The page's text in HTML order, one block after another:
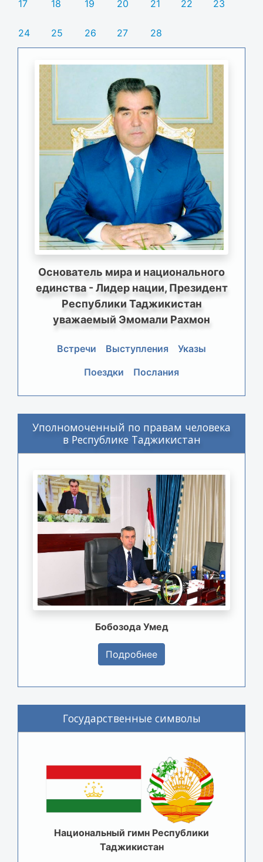
17 18 19 20 21 22 23
24 25 26 27 28
Основатель мира и национального
единства - Лидер нации, Президент
Республики Таджикистан
уважаемый Эмомали Рахмон
Встречи Выступления
Указы
Поездки
Послания
Уполномоченный по правам человека
в Республике Таджикистан
Бобозода Умед
Подробнее
Государственные символы
Национальный гимн Республики
Таджикистан